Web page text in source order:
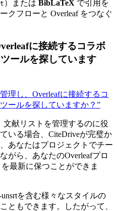
）または BibLaTeX で引用を
クフローと Overleaf をつなぐ
に接続するコラボ
ールを探しています
理し、Overleafに接続するコ
ールを探していますか？”
文献リストを管理するのに役
いる場合、CiteDriveが完璧か
あなたはプロジェクトでチー
がら、あなたのOverleafプロ
最新に保つことができま
を含む様々なスタイルの
ともできます。したがって、